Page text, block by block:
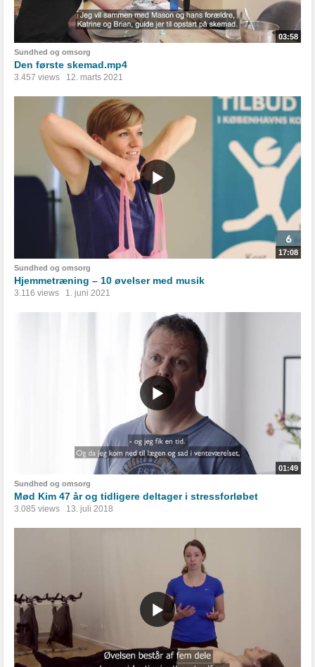
03:58
Sundhed og omsorg
Den første skemad.mp4
3.457 views 12. marts 2021
17:08
Sundhed og omsorg
Hjemmetræning – 10 øvelser med musik
3.116 views 1. juni 2021
01:49
Sundhed og omsorg
Mød Kim 47 år og tidligere deltager i stressforløbet
3.085 views 13. juli 2018